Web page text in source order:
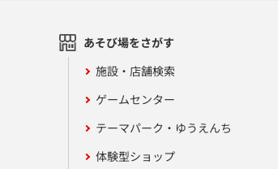
あそび場をさがす
施設・店舗検索
ゲームセンター
テーマパーク・ゆうえんち
体験型ショップ